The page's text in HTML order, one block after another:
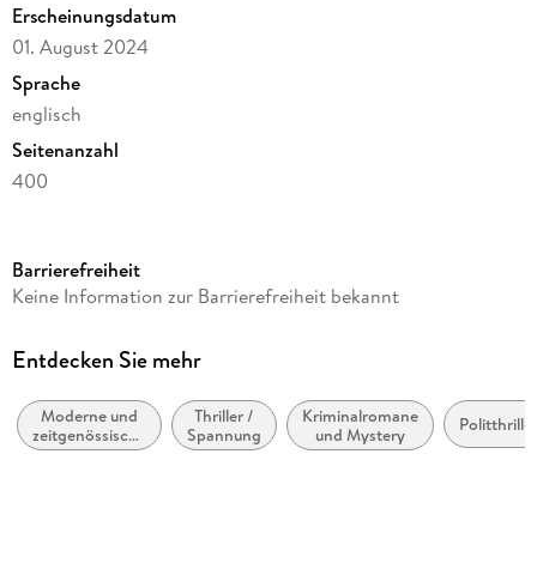
Erscheinungsdatum
01. August 2024
Sprache
englisch
Seitenanzahl
400
Autor/Autorin
Verlag/Hersteller
Produktart
gebunden
Barrierefreiheit
Keine Information zur Barrierefreiheit bekannt
Entdecken Sie mehr
Moderne und
zeitgenössische
Belletristik:
Thriller /
Spannung
Kriminalromane
und Mystery